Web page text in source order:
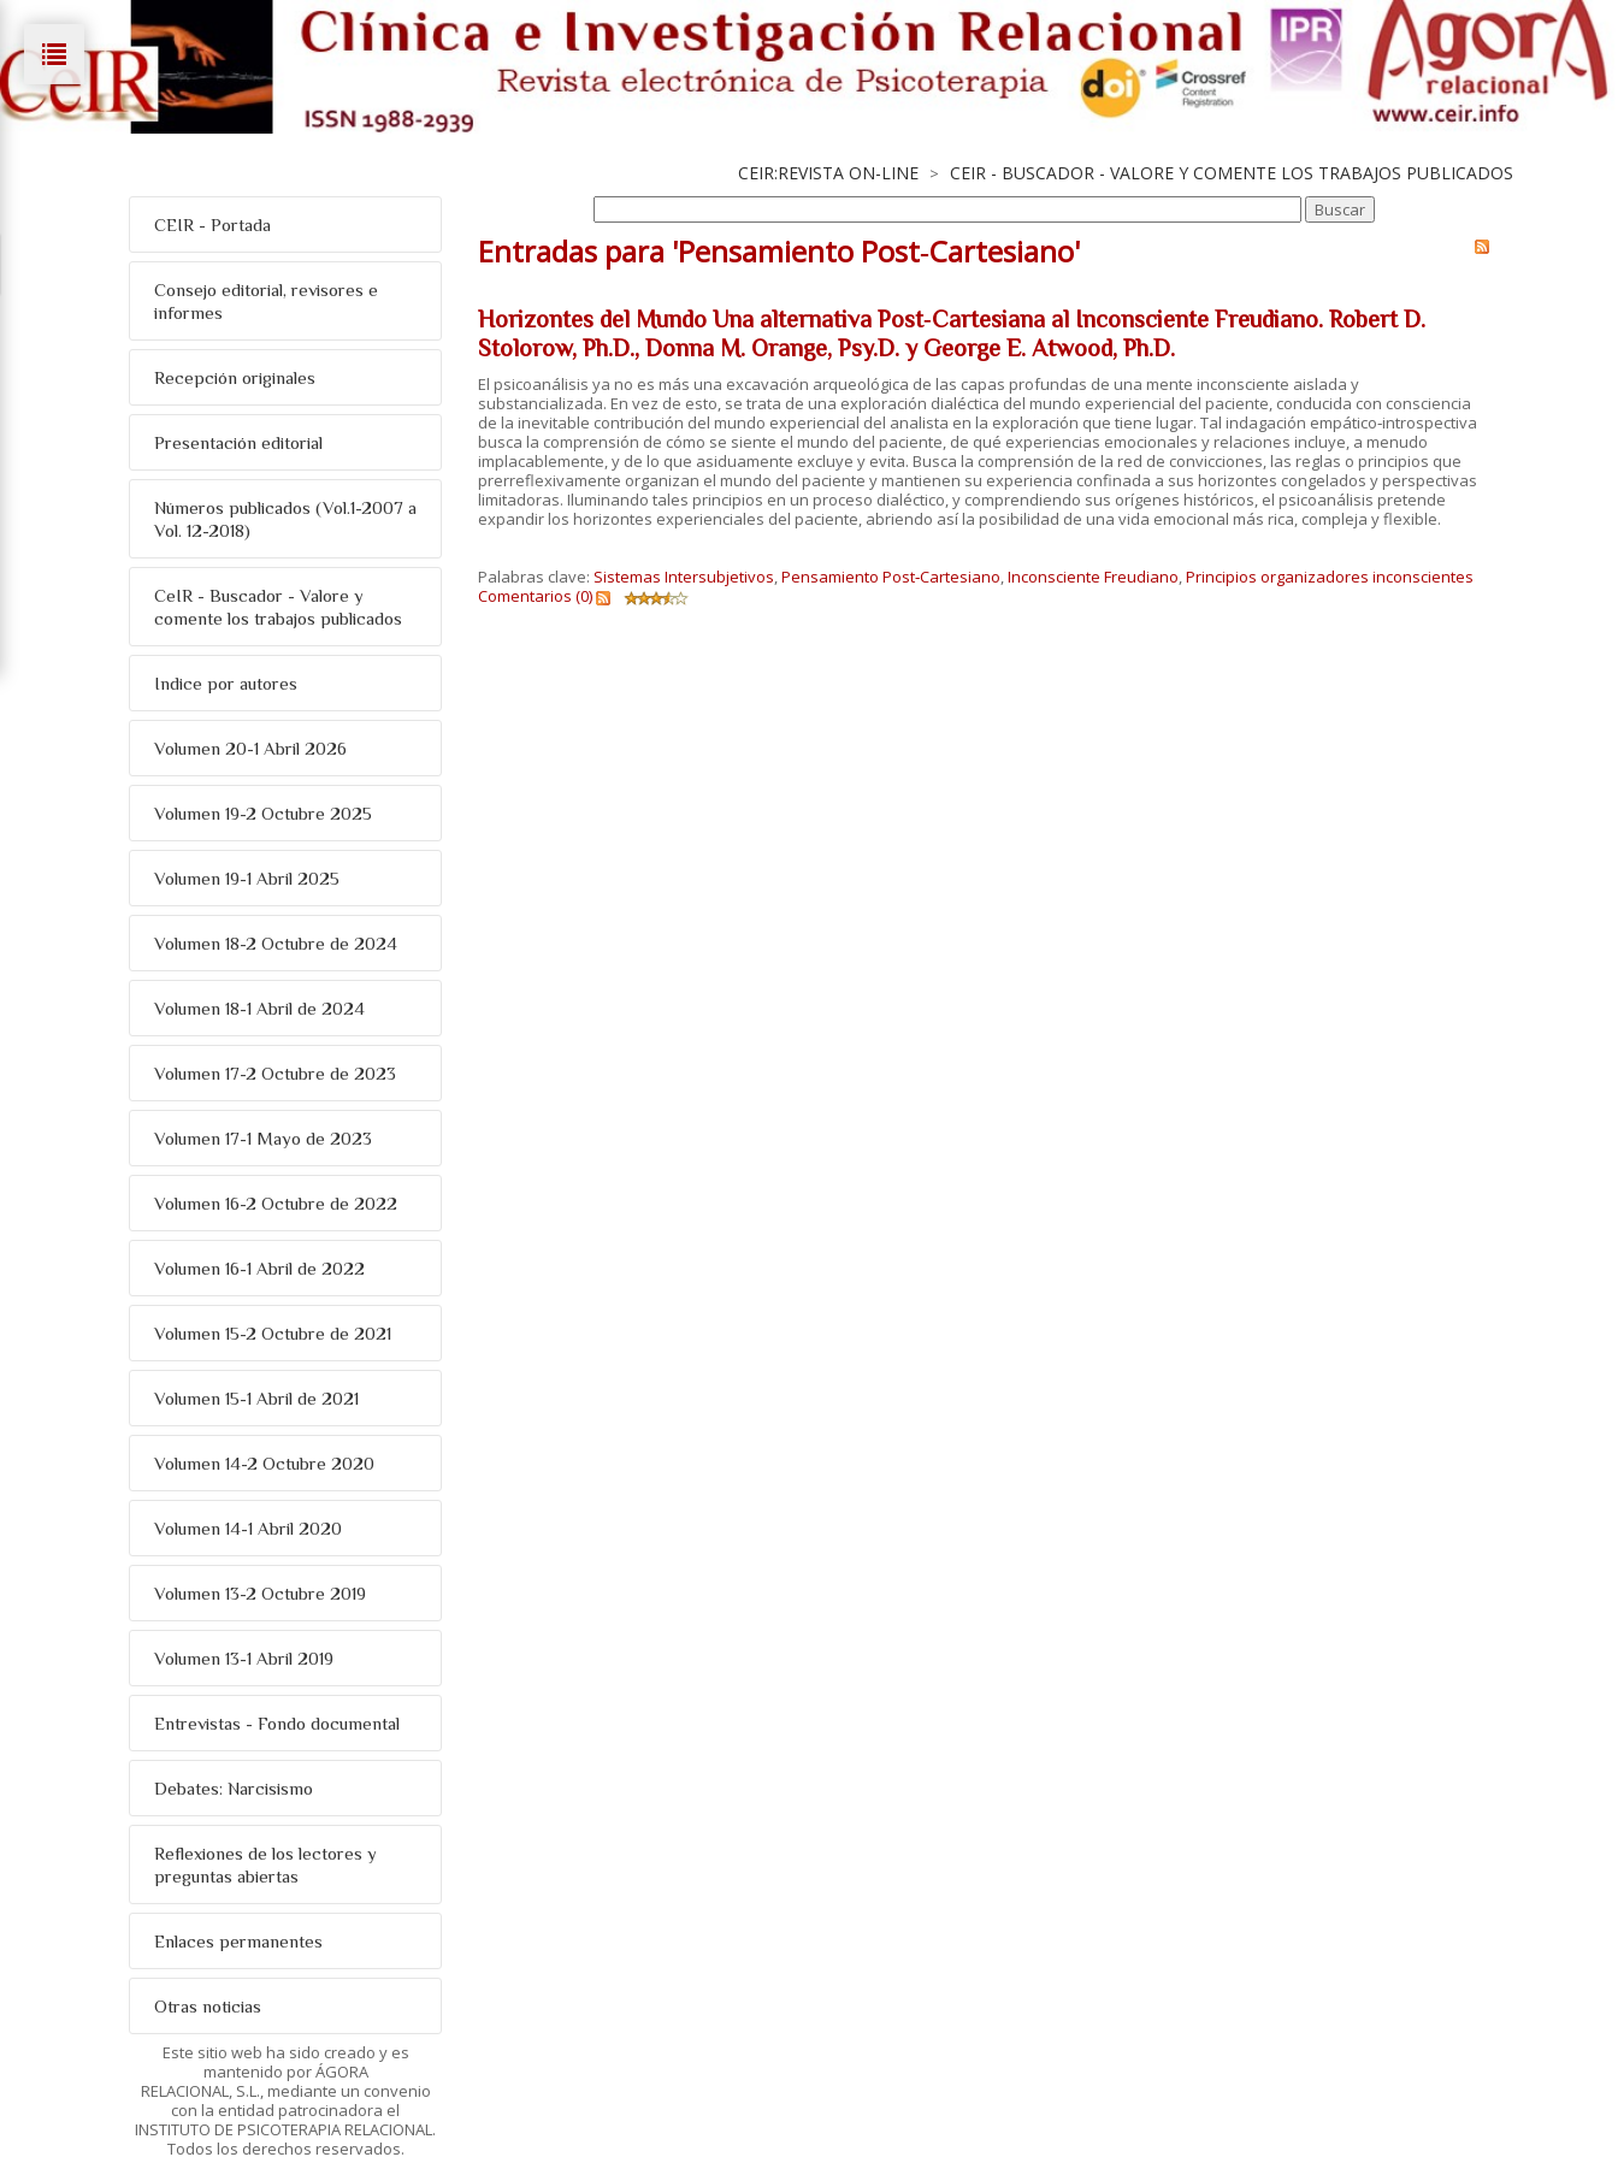
CEIR:REVISTA ON-LINE > CEIR - BUSCADOR - VALORE Y COMENTE LOS TRABAJOS PUBLICADOS
CEIR - Portada
Consejo editorial, revisores e
informes
Recepción originales
Presentación editorial
Números publicados (Vol.1-2007 a
Vol. 12-2018)
CeIR - Buscador - Valore y
comente los trabajos publicados
Indice por autores
Volumen 20-1 Abril 2026
Volumen 19-2 Octubre 2025
Volumen 19-1 Abril 2025
Volumen 18-2 Octubre de 2024
Volumen 18-1 Abril de 2024
Volumen 17-2 Octubre de 2023
Volumen 17-1 Mayo de 2023
Volumen 16-2 Octubre de 2022
Volumen 16-1 Abril de 2022
Volumen 15-2 Octubre de 2021
Volumen 15-1 Abril de 2021
Volumen 14-2 Octubre 2020
Volumen 14-1 Abril 2020
Volumen 13-2 Octubre 2019
Volumen 13-1 Abril 2019
Entrevistas - Fondo documental
Debates: Narcisismo
Reflexiones de los lectores y
preguntas abiertas
Enlaces permanentes
Otras noticias
Este sitio web ha sido creado y es
mantenido por ÁGORA
RELACIONAL, S.L., mediante un convenio
con la entidad patrocinadora el
INSTITUTO DE PSICOTERAPIA RELACIONAL.
Todos los derechos reservados.
Entradas para 'Pensamiento Post‐Cartesiano'
Horizontes del Mundo Una alternativa Post‐Cartesiana al Inconsciente Freudiano. Robert D.
Stolorow, Ph.D., Donna M. Orange, Psy.D. y George E. Atwood, Ph.D.
El psicoanálisis ya no es más una excavación arqueológica de las capas profundas de una mente inconsciente aislada y
substancializada. En vez de esto, se trata de una exploración dialéctica del mundo experiencial del paciente, conducida con consciencia
de la inevitable contribución del mundo experiencial del analista en la exploración que tiene lugar. Tal indagación empático‐introspectiva
busca la comprensión de cómo se siente el mundo del paciente, de qué experiencias emocionales y relaciones incluye, a menudo
implacablemente, y de lo que asiduamente excluye y evita. Busca la comprensión de la red de convicciones, las reglas o principios que
prerreflexivamente organizan el mundo del paciente y mantienen su experiencia confinada a sus horizontes congelados y perspectivas
limitadoras. Iluminando tales principios en un proceso dialéctico, y comprendiendo sus orígenes históricos, el psicoanálisis pretende
expandir los horizontes experienciales del paciente, abriendo así la posibilidad de una vida emocional más rica, compleja y flexible.
Palabras clave: Sistemas Intersubjetivos,Pensamiento Post‐Cartesiano,Inconsciente Freudiano,Principios organizadores inconscientes
Comentarios (0)